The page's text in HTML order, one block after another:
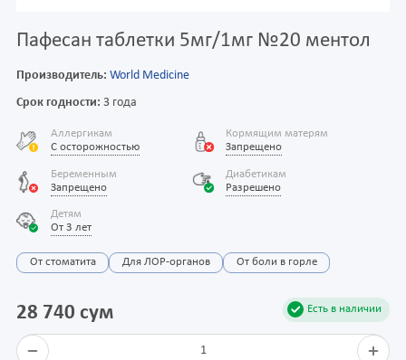
Пафесан таблетки 5мг/1мг №20 ментол
Производитель: World Medicine
Срок годности: 3 года
Аллергикам
С осторожностью
Кормящим матерям
Запрещено
Беременным
Запрещено
Диабетикам
Разрешено
Детям
От 3 лет
От стоматита Для ЛОР-органов От боли в горле
Есть в наличии
28 740 сум
1